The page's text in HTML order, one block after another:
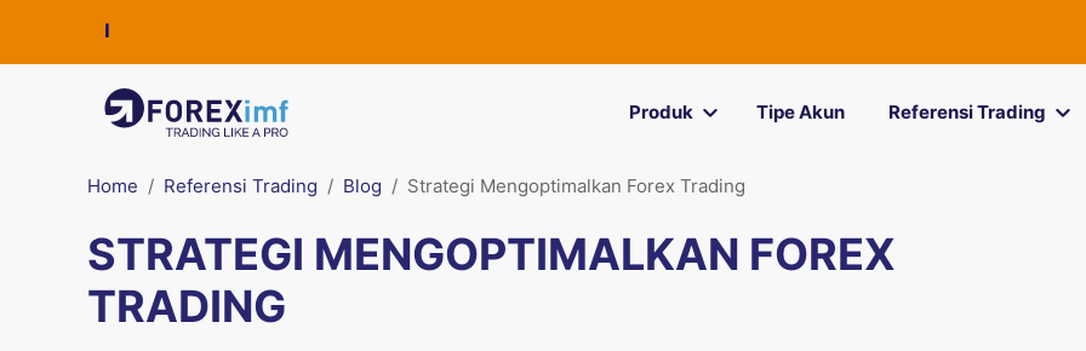
Produk Tipe Akun Referensi Trading
Home Referensi Trading Blog Strategi Mengoptimalkan Forex Trading
STRATEGI MENGOPTIMALKAN FOREX
TRADING